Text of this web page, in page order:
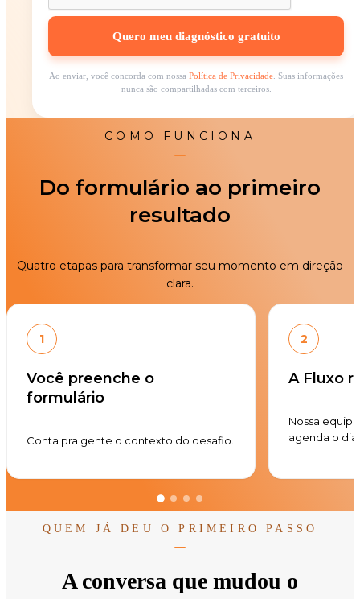
Ao enviar, você concorda com nossa Política de Privacidade . Suas informações
nunca são compartilhadas com terceiros.
COMO FUNCIONA
Do formulário ao primeiro
resultado
Quatro etapas para transformar seu momento em direção
clara.
1
Você preenche o
formulário
Conta pra gente o contexto do desafio.
2
A Fluxo
Nossa
agenda o
QUEM JÁ DEU O PRIMEIRO PASSO
A conversa que mudou o